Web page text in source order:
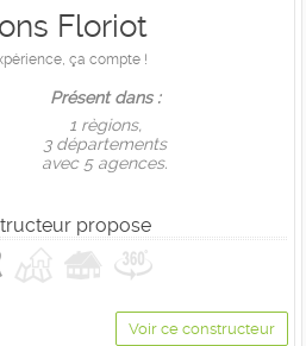
Floriot
ça compte !
Présent dans :
1 règions,
3 départements
avec 5 agences.
propose
Voir ce constructeur